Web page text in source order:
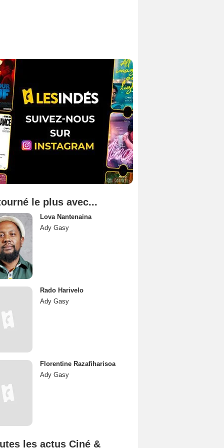
le plus avec...
Lova Nantenaina
Ady Gasy
Rado Harivelo
Ady Gasy
Florentine Razafiharisoa
Ady Gasy
les actus Ciné &